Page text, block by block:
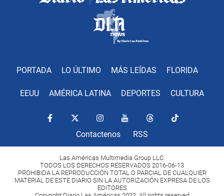
PORTADA LO ÚLTIMO MÁS LEÍDAS FLORIDA
EEUU AMÉRICA LATINA DEPORTES CULTURA
Contactenos RSS
Las Américas Multimedia Group LLC.
TODOS LOS DERECHOS RESERVADOS 2016-06-13
PROHIBIDA LA REPRODUCCIÓN TOTAL O PARCIAL DE CUALQUIER
MATERIAL DE ESTE DIARIO SIN LA AUTORIZACIÓN EXPRESA DE LOS
EDITORES